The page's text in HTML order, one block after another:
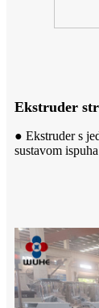
Ekstruder
● Ekstruder s
sustavom